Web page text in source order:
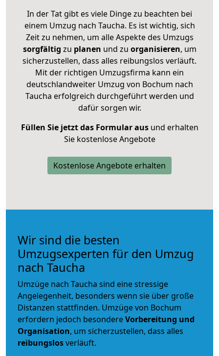
In der Tat gibt es viele Dinge zu beachten bei
einem Umzug nach Taucha. Es ist wichtig, sich
Zeit zu nehmen, um alle Aspekte des Umzugs
sorgfältig zu planen und zu organisieren, um
sicherzustellen, dass alles reibungslos verläuft.
Mit der richtigen Umzugsfirma kann ein
deutschlandweiter Umzug von Bochum nach
Taucha erfolgreich durchgeführt werden und
dafür sorgen wir.
Füllen Sie jetzt das Formular ausund erhalten
Sie kostenlose Angebote
Kostenlose Angebote erhalten
Wir sind die besten
Umzugsexperten für den Umzug
nach Taucha
Umzüge nach Taucha sind eine stressige
Angelegenheit, besonders wenn sie über große
Distanzen stattfinden. Umzüge von Bochum
erfordern jedoch besondereVorbereitung und
Organisation, um sicherzustellen, dass alles
reibungslosverläuft.